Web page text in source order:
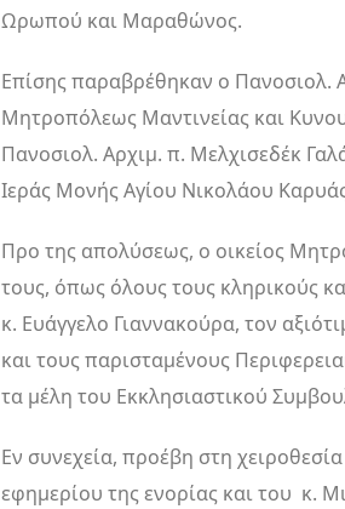
Ωρωπού και Μαραθώνος.
Επίσης παραβρέθηκαν ο Πανοσιολ.
Μητροπόλεως Μαντινείας και
Πανοσιολ. Αρχιμ. π. Μελχισεδέκ
Ιεράς Μονής Αγίου Νικολάου
Προ της απολύσεως, ο οικείος
τους, όπως όλους τους κληρικούς
κ. Ευάγγελο Γιαννακούρα, τον
και τους παρισταμένους
τα μέλη του Εκκλησιαστικού
Εν συνεχεία, προέβη στη
εφημερίου της ενορίας και του κ.